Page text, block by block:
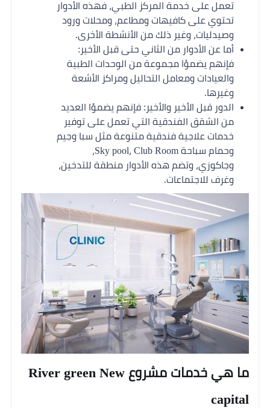
تعمل على خدمة المركز الطبي، فهذه الأدوار
تحتوي على كافيهات ومطاعم، ومحلات ورود
وصيدليات، وغير ذلك من الأنشطة الأخرى.
أما عن الأدوار من الثاني حتى قبل الأخير:
فإنهم يضموْا مجموعة من الوحدات الطبية
والعيادات ومعامل التحاليل ومراكز الأشعة
وغيرها.
الدور قبل الأخير والأخير: فإنهم يضموْا العديد
من الشقق الفندقية التي تعمل على توفير
خدمات علاجية فندقية متنوعة مثل سبا وجيم
وحمام سباحة Sky pool، Club Room،
وجاكوزي، وتضم هذه الأدوار منطقة للتدخين،
وغرف للاجتماعات.
ما هي خدمات مشروع River green New
capital